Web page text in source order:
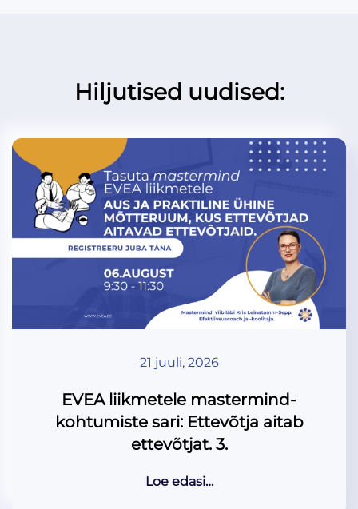
Hiljutised uudised:
21 juuli, 2026
EVEA liikmetele mastermind-
kohtumiste sari: Ettevõtja aitab
ettevõtjat. 3.
Loe edasi…